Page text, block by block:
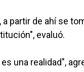
partir de ahí se
evaluó.
una realidad",